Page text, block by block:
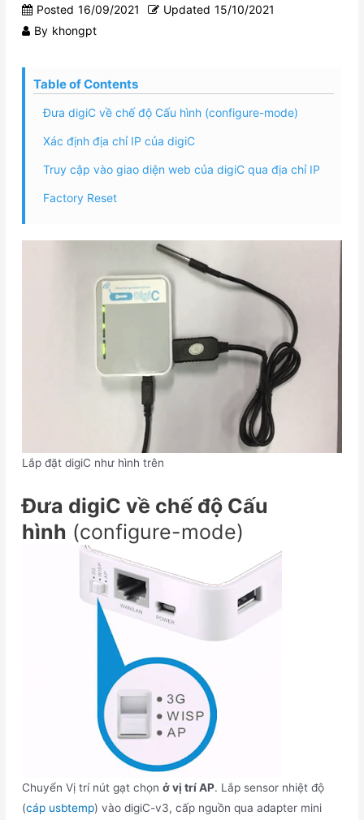
Posted 16/09/2021 Updated 15/10/2021
By khongpt
Table of Contents
Đưa digiC về chế độ Cấu hình (configure-mode)
Xác định địa chỉ IP của digiC
Truy cập vào giao diện web của digiC qua địa chỉ IP
Factory Reset
Lắp đặt digiC như hình trên
Đưa digiC về chế độ Cấu
hình (configure-mode)
Chuyển Vị trí nút gạt chọnở vị trí AP. Lắp sensor nhiệt độ
(cáp usbtemp) vào digiC-v3, cấp nguồn qua adapter mini